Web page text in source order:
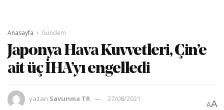
Anasayfa Gündem
Japonya Hava Kuvvetleri, Çin’e
ait üç İHA’yı engelledi
yazan Savunma TR
27/08/2021
AA